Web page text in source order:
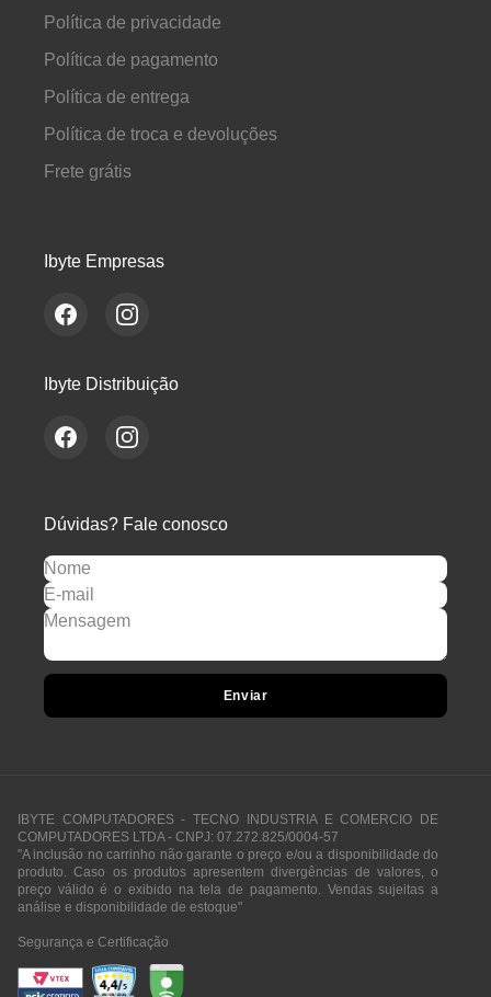
Política de privacidade
Política de pagamento
Política de entrega
Política de troca e devoluções
Frete grátis
Ibyte Empresas
Ibyte Distribuição
Dúvidas? Fale conosco
Enviar
IBYTE COMPUTADORES - TECNO INDUSTRIA E COMERCIO DE
COMPUTADORES LTDA - CNPJ: 07.272.825/0004-57
"A inclusão no carrinho não garante o preço e/ou a disponibilidade do
produto. Caso os produtos apresentem divergências de valores, o
preço válido é o exibido na tela de pagamento. Vendas sujeitas a
análise e disponibilidade de estoque"
Segurança e Certificação